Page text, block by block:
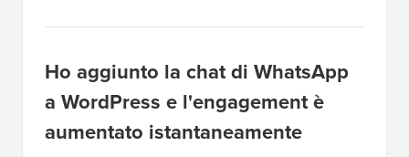
Ho aggiunto la chat di WhatsApp
a WordPress e l'engagement è
aumentato istantaneamente